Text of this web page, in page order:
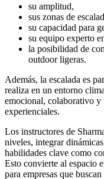
su amplitud,
sus zonas de
su capacidad para
su equipo experto
la posibilidad de
outdoor ligeras.
Además, la escalada es
realiza en un entorno
emocional, colaborativo y
experienciales.
Los instructores de
niveles, integrar
habilidades clave como
Esto convierte al espacio
para empresas que